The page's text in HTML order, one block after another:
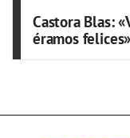
Castora Blas:
éramos felices»